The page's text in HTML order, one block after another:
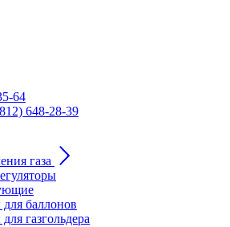
64
648-28-39
газа
баллонов
газгольдера